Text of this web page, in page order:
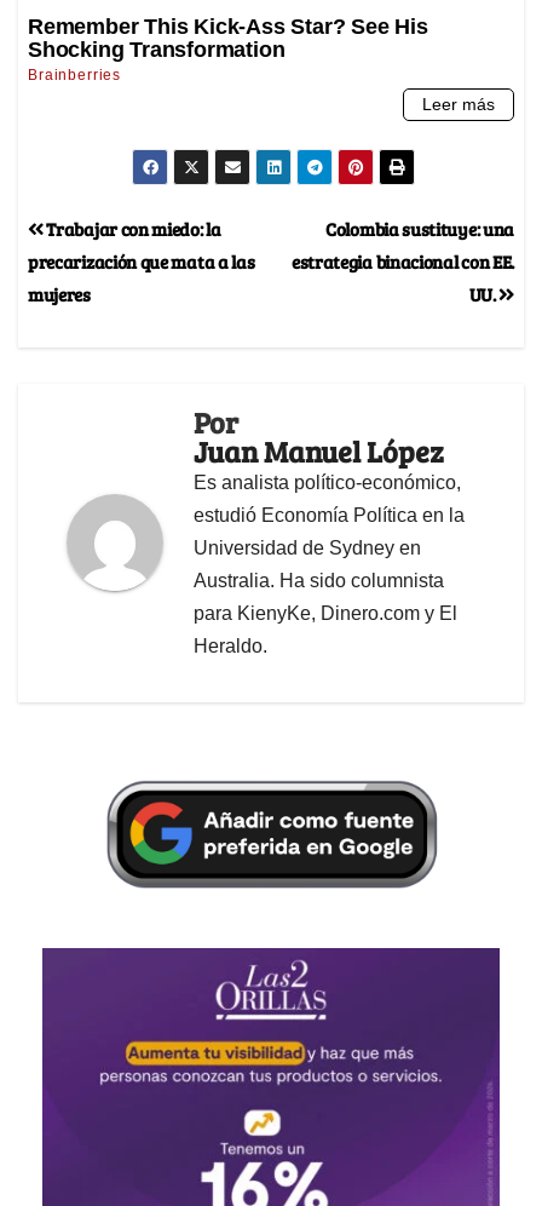
Colombia sustituye: una
estrategia binacional con EE.
UU.
Trabajar con miedo: la
precarización que mata a las
mujeres
Por
Juan Manuel López
Es analista político-económico,
estudió Economía Política en la
Universidad de Sydney en
Australia. Ha sido columnista
para KienyKe, Dinero.com y El
Heraldo.